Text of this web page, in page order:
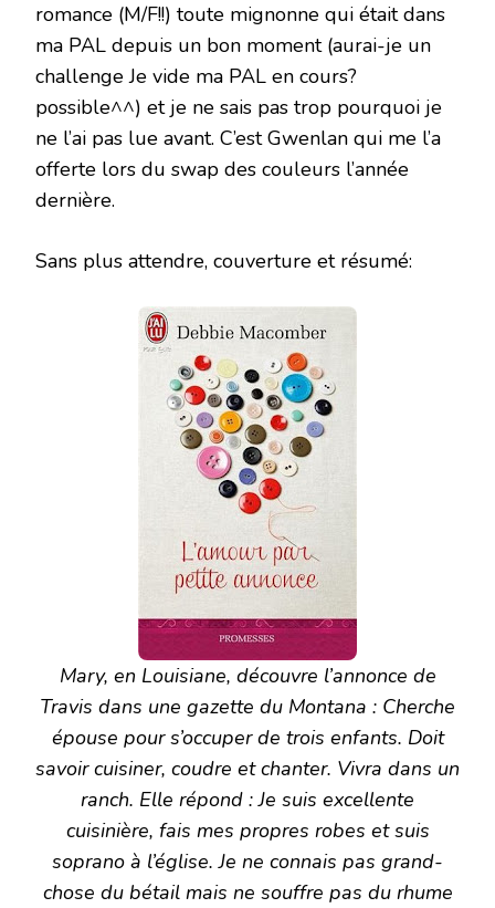
romance (M/F!!) toute mignonne qui était dans
ma PAL depuis un bon moment (aurai-je un
challenge Je vide ma PAL en cours?
possible^^) et je ne sais pas trop pourquoi je
ne l’ai pas lue avant. C’est Gwenlan qui me l’a
offerte lors du swap des couleurs l’année
dernière.
Sans plus attendre, couverture et résumé:
Mary, en Louisiane, découvre l’annonce de
Travis dans une gazette du Montana : Cherche
épouse pour s’occuper de trois enfants. Doit
savoir cuisiner, coudre et chanter. Vivra dans un
ranch. Elle répond : Je suis excellente
cuisinière, fais mes propres robes et suis
soprano à l’église. Je ne connais pas grand-
chose du bétail mais ne souffre pas du rhume